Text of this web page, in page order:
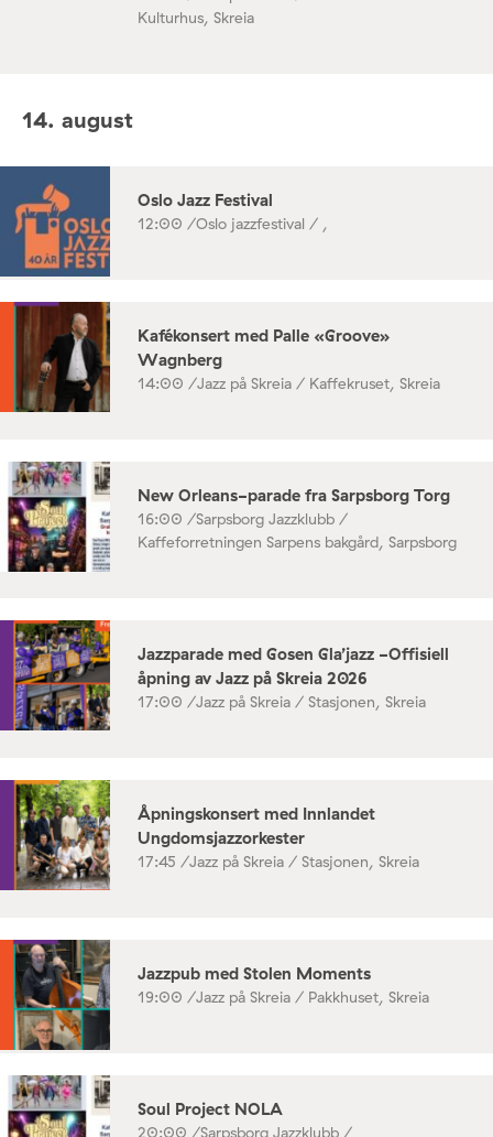
Kulturhus, Skreia
14. august
Oslo Jazz Festival
12:00 /Oslo jazzfestival / ,
Kafékonsert med Palle «Groove»
Wagnberg
14:00 /Jazz på Skreia / Kaffekruset, Skreia
New Orleans-parade fra Sarpsborg Torg
16:00 /Sarpsborg Jazzklubb /
Kaffeforretningen Sarpens bakgård, Sarpsborg
Jazzparade med Gosen Gla’jazz -Offisiell
åpning av Jazz på Skreia 2026
17:00 /Jazz på Skreia / Stasjonen, Skreia
Åpningskonsert med Innlandet
Ungdomsjazzorkester
17:45 /Jazz på Skreia / Stasjonen, Skreia
Jazzpub med Stolen Moments
19:00 /Jazz på Skreia / Pakkhuset, Skreia
Soul Project NOLA
20:00 /Sarpsborg Jazzklubb /